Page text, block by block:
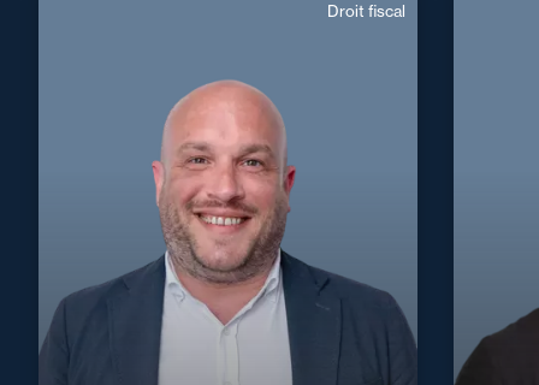
Droit fiscal
Domaine d’expertises :
+33 5 58 90 15 44
alexandre.saint-arroman@fidal.com